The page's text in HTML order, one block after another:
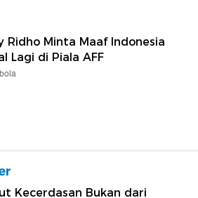
Ridho Minta Maaf Indonesia
Lagi di Piala AFF
Kecerdasan Bukan dari